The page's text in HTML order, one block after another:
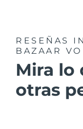
RESEÑAS
BAZAAR
Mira lo
otras